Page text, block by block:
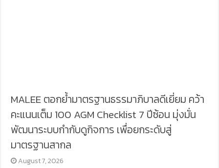
MALEE ตอกย้ำมาตรฐานธรรมาภิบาลดีเยี่ยม คว้า
คะแนนเต็ม 100 AGM Checklist 7 ปีซ้อน มุ่งมั่น
พัฒนาระบบกำกับดูกิจการ เพื่อยกระดับสู่
มาตรฐานสากล
August 7, 2026